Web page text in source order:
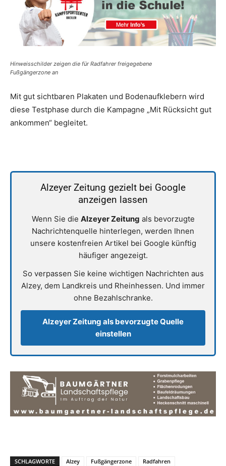
Hinweisschilder zeigen die für Radfahrer freigegebene
Fußgängerzone an
Mit gut sichtbaren Plakaten und Bodenaufklebern wird
diese Testphase durch die Kampagne „Mit Rücksicht gut
ankommen“ begleitet.
Alzeyer Zeitung gezielt bei Google
anzeigen lassen
Wenn Sie die Alzeyer Zeitung als bevorzugte
Nachrichtenquelle hinterlegen, werden Ihnen
unsere kostenfreien Artikel bei Google künftig
häufiger angezeigt.
So verpassen Sie keine wichtigen Nachrichten aus
Alzey, dem Landkreis und Rheinhessen. Und immer
ohne Bezahlschranke.
Alzeyer Zeitung als bevorzugte Quelle
einstellen
SCHLAGWORTE Alzey Fußgängerzone Radfahren